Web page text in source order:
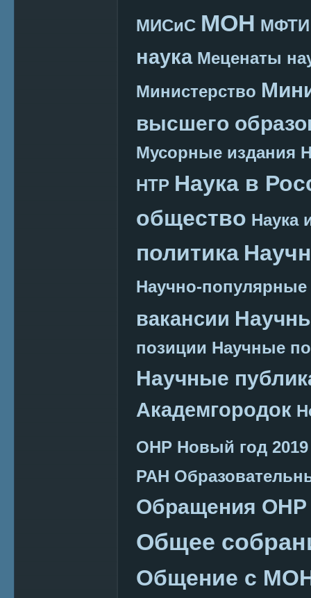
МИСиС МОН МФТИ
наука Меценаты
Министерство
высшего
Мусорные издания
НТР Наука в
общество Наука
политика
Научно-
вакансии
позиции Научные
Научные
Академгородок
ОНР Новый год 2019
РАН
Обращения ОНР
Общее
Общение с